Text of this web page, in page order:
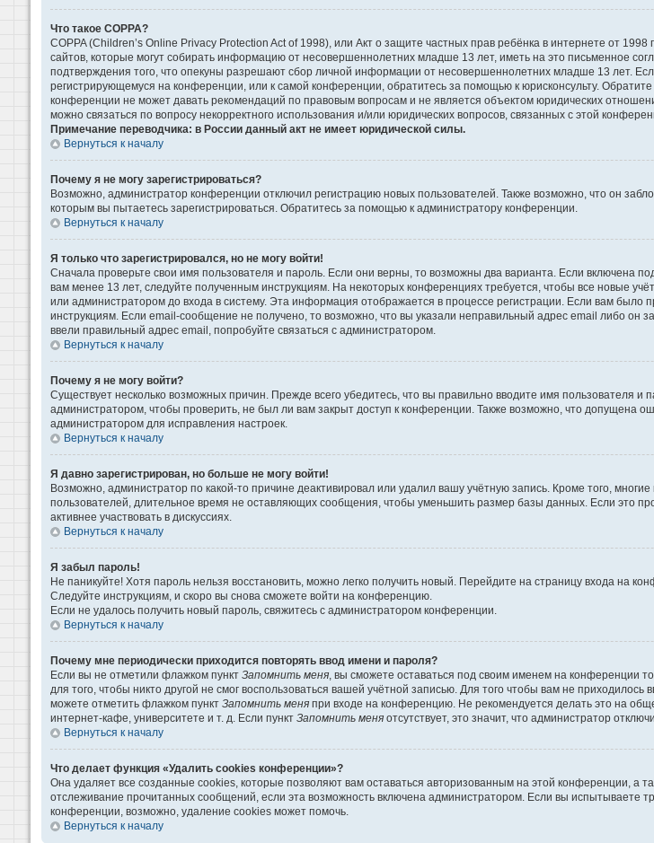
Что такое COPPA?
COPPA (Children’s Online Privacy Protection Act of 1998), или Акт о защите частных прав ребёнка в интернете от
сайтов, которые могут собирать информацию от несовершеннолетних младше 13 лет, иметь на это письменное
подтверждения того, что опекуны разрешают сбор личной информации от несовершеннолетних младше 13 лет.
регистрирующемуся на конференции, или к самой конференции, обратитесь за помощью к юрисконсульту.
конференции не может давать рекомендаций по правовым вопросам и не является объектом юридических
можно связаться по вопросу некорректного использования и/или юридических вопросов, связанных с этой
Примечание переводчика: в России данный акт не имеет юридической силы.
Вернуться к началу
Почему я не могу зарегистрироваться?
Возможно, администратор конференции отключил регистрацию новых пользователей. Также возможно, что он
которым вы пытаетесь зарегистрироваться. Обратитесь за помощью к администратору конференции.
Вернуться к началу
Я только что зарегистрировался, но не могу войти!
Сначала проверьте свои имя пользователя и пароль. Если они верны, то возможны два варианта. Если включена
вам менее 13 лет, следуйте полученным инструкциям. На некоторых конференциях требуется, чтобы все новые
или администратором до входа в систему. Эта информация отображается в процессе регистрации. Если вам
инструкциям. Если email-сообщение не получено, то возможно, что вы указали неправильный адрес email либо он
ввели правильный адрес email, попробуйте связаться с администратором.
Вернуться к началу
Почему я не могу войти?
Существует несколько возможных причин. Прежде всего убедитесь, что вы правильно вводите имя пользователя и
администратором, чтобы проверить, не был ли вам закрыт доступ к конференции. Также возможно, что допущена
администратором для исправления настроек.
Вернуться к началу
Я давно зарегистрирован, но больше не могу войти!
Возможно, администратор по какой-то причине деактивировал или удалил вашу учётную запись. Кроме того,
пользователей, длительное время не оставляющих сообщения, чтобы уменьшить размер базы данных. Если это
активнее участвовать в дискуссиях.
Вернуться к началу
Я забыл пароль!
Не паникуйте! Хотя пароль нельзя восстановить, можно легко получить новый. Перейдите на страницу входа на
Следуйте инструкциям, и скоро вы снова сможете войти на конференцию.
Если не удалось получить новый пароль, свяжитесь с администратором конференции.
Вернуться к началу
Почему мне периодически приходится повторять ввод имени и пароля?
Если вы не отметили флажком пункт Запомнить меня , вы сможете оставаться под своим именем на конференции
для того, чтобы никто другой не смог воспользоваться вашей учётной записью. Для того чтобы вам не
можете отметить флажком пункт Запомнить меня при входе на конференцию. Не рекомендуется делать это на
интернет-кафе, университете и т. д. Если пункт Запомнить меня отсутствует, это значит, что администратор
Вернуться к началу
Что делает функция «Удалить cookies конференции»?
Она удаляет все созданные cookies, которые позволяют вам оставаться авторизованным на этой конференции, а
отслеживание прочитанных сообщений, если эта возможность включена администратором. Если вы испытываете
конференции, возможно, удаление cookies может помочь.
Вернуться к началу